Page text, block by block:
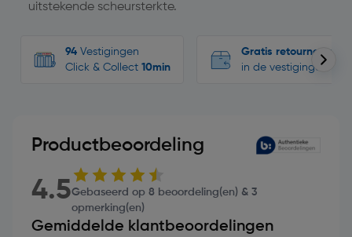
uitstekende scheursterkte.
94 Vestigingen
Click & Collect 10min
Gratis retourneren
in de vestigingen
Productbeoordeling
4.5Gebaseerd op 8 beoordeling(en) & 3
opmerking(en)
Gemiddelde klantbeoordelingen